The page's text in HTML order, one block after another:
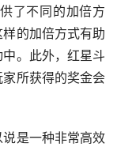
了不同的加倍方
的加倍方式有助
。此外，红星斗
所获得的奖金会
是一种非常高效